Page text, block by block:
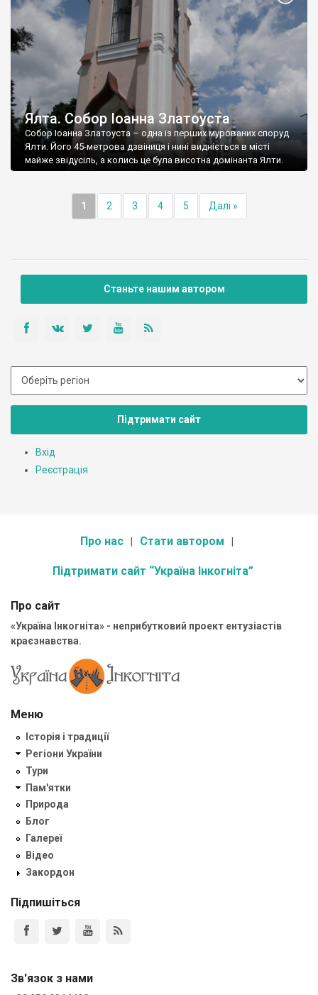
Ялта. Собор Іоанна Златоуста
Собор Іоанна Златоуста – одна із перших мурованих споруд
Ялти. Його 45-метрова дзвіниця і нині видніється в місті
майже звідусіль, а колись це була висотна домінанта Ялти.
1 2 3 4 5 Далі »
Станьте нашим автором
Підтримати сайт
Вхід
Реєстрація
Про нас Стати автором
Підтримати сайт “Україна Інкогніта”
Про сайт
«Україна Інкогніта» - неприбутковий проект ентузіастів
краєзнавства.
Меню
Історія і традиції
Регіони України
Тури
Пам'ятки
Природа
Блог
Галереї
Відео
Закордон
Підпишіться
Зв'язок з нами